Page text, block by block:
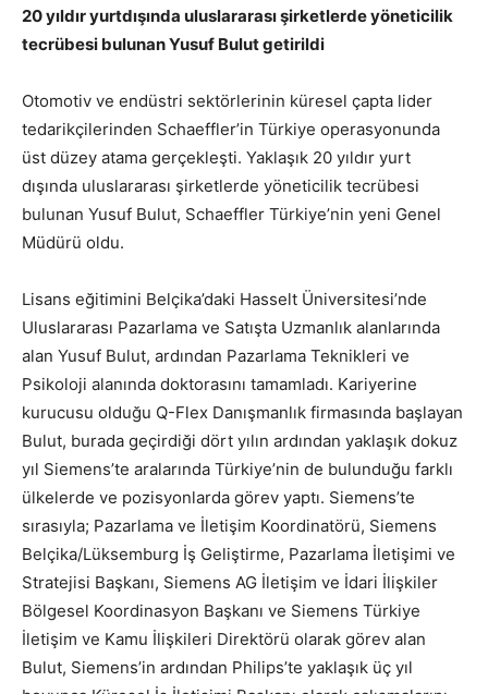
20 yıldır yurtdışında uluslararası şirketlerde yöneticilik
tecrübesi bulunan Yusuf Bulut getirildi
Otomotiv ve endüstri sektörlerinin küresel çapta lider
tedarikçilerinden Schaeffler’in Türkiye operasyonunda
üst düzey atama gerçekleşti. Yaklaşık 20 yıldır yurt
dışında uluslararası şirketlerde yöneticilik tecrübesi
bulunan Yusuf Bulut, Schaeffler Türkiye’nin yeni Genel
Müdürü oldu.
Lisans eğitimini Belçika’daki Hasselt Üniversitesi’nde
Uluslararası Pazarlama ve Satışta Uzmanlık alanlarında
alan Yusuf Bulut, ardından Pazarlama Teknikleri ve
Psikoloji alanında doktorasını tamamladı. Kariyerine
kurucusu olduğu Q-Flex Danışmanlık firmasında başlayan
Bulut, burada geçirdiği dört yılın ardından yaklaşık dokuz
yıl Siemens’te aralarında Türkiye’nin de bulunduğu farklı
ülkelerde ve pozisyonlarda görev yaptı. Siemens’te
sırasıyla; Pazarlama ve İletişim Koordinatörü, Siemens
Belçika/Lüksemburg İş Geliştirme, Pazarlama İletişimi ve
Stratejisi Başkanı, Siemens AG İletişim ve İdari İlişkiler
Bölgesel Koordinasyon Başkanı ve Siemens Türkiye
İletişim ve Kamu İlişkileri Direktörü olarak görev alan
Bulut, Siemens’in ardından Philips’te yaklaşık üç yıl